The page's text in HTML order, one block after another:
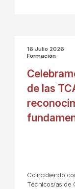
16 Julio 2026
Formación
de las
Coincidiendo
Técnicos/as de